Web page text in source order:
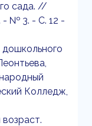
сада. //
- № 3. - С. 12 -
дошкольного
Колледж,